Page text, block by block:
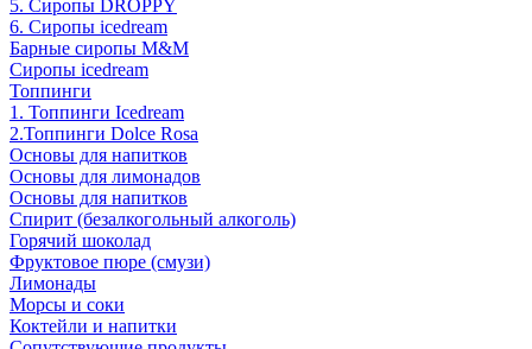
5. Сиропы DROPPY
6. Сиропы icedream
Барные сиропы M&M
Сиропы icedream
Топпинги
1. Топпинги Icedream
2.Топпинги Dolce Rosa
Основы для напитков
Основы для лимонадов
Основы для напитков
Спирит (безалкогольный алкоголь)
Горячий шоколад
Фруктовое пюре (смузи)
Лимонады
Морсы и соки
Коктейли и напитки